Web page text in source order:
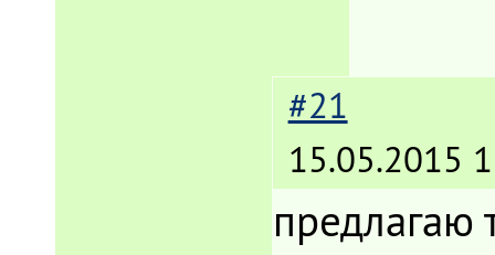
#21
15.05.2015
предлагаю